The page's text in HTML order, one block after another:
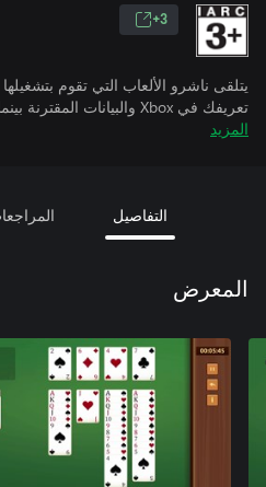
3+
يتلقى ناشرو الألعاب التي تقوم
تعريفك في Xbox والبيانات المقترنة بينما تمارس الألعاب.
المزيد
التفاصيل
المعرض